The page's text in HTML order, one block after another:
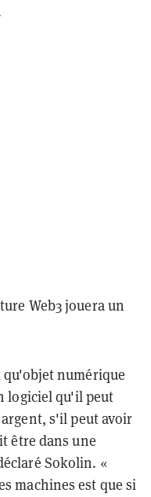
Web3 jouera un
qu'objet numérique
logiciel qu'il peut
s'il peut avoir
être dans une
Sokolin. «
machines est que si